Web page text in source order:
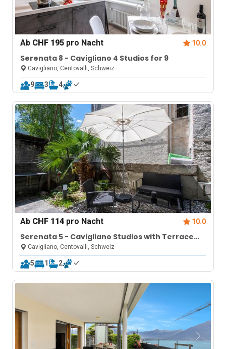
Ab CHF 195 pro Nacht 10.0
Serenata 8 - Cavigliano 4 Studios for 9
Cavigliano, Centovalli, Schweiz
9 3 4
Ab CHF 114 pro Nacht 10.0
Serenata 5 - Cavigliano Studios with Terrace
for 5
Cavigliano, Centovalli, Schweiz
5 1 2